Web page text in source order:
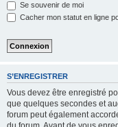
Se souvenir de moi
Cacher mon statut en ligne
S’ENREGISTRER
Vous devez être enregistré
que quelques secondes et
forum peut également